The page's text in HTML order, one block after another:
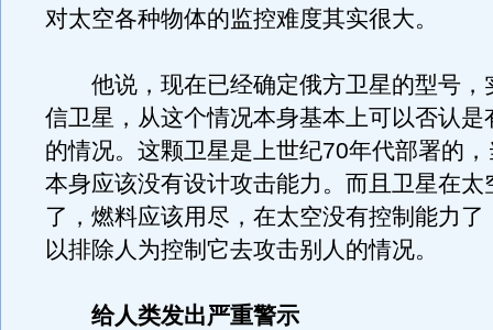
对太空各种物体的监控难度其实很大。
他说，现在已经确定俄方卫星的型号，
信卫星，从这个情况本身基本上可以否认是
的情况。这颗卫星是上世纪70年代部署的
本身应该没有设计攻击能力。而且卫星在太
了，燃料应该用尽，在太空没有控制能力了
以排除人为控制它去攻击别人的情况。
给人类发出严重警示